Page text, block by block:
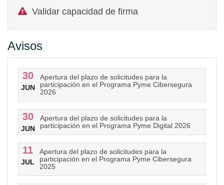
Validar capacidad de firma
Avisos
30
JUN
Apertura del plazo de solicitudes para la
participación en el Programa Pyme Cibersegura
2026
30
JUN
Apertura del plazo de solicitudes para la
participación en el Programa Pyme Digital 2026
11
JUL
Apertura del plazo de solicitudes para la
participación en el Programa Pyme Cibersegura
2025